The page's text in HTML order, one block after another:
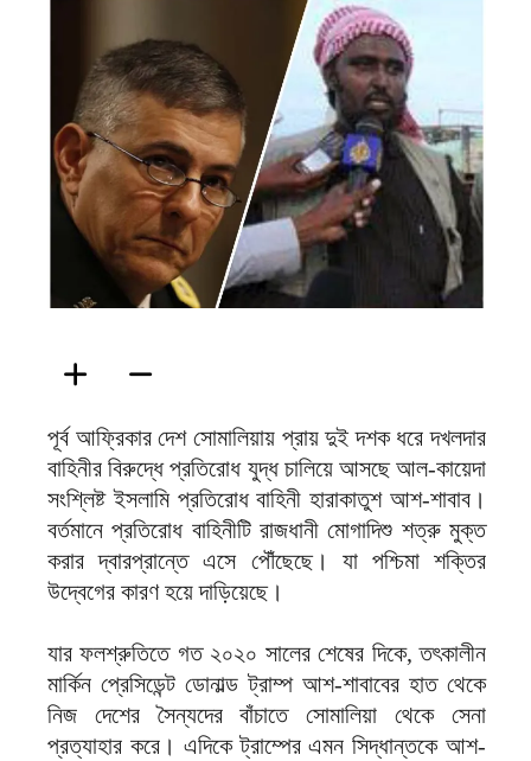
ফিরদাউস
পূর্ব আফ্রিকার দেশ সোমালিয়ায় প্রায় দুই দশক ধরে দখলদার
বাহিনীর বিরুদ্ধে প্রতিরোধ যুদ্ধ চালিয়ে আসছে আল-কায়েদা
সংশ্লিষ্ট ইসলামি প্রতিরোধ বাহিনী হারাকাতুশ আশ-শাবাব।
বর্তমানে প্রতিরোধ বাহিনীটি রাজধানী মোগাদিশু শত্রু মুক্ত
করার দ্বারপ্রান্তে এসে পৌঁছেছে। যা পশ্চিমা শক্তির
উদ্বেগের কারণ হয়ে দাড়িয়েছে।
যার ফলশ্রুতিতে গত ২০২০ সালের শেষের দিকে, তৎকালীন
মার্কিন প্রেসিডেন্ট ডোনাল্ড ট্রাম্প আশ-শাবাবের হাত থেকে
নিজ দেশের সৈন্যদের বাঁচাতে সোমালিয়া থেকে সেনা
প্রত্যাহার করে। এদিকে ট্রাম্পের এমন সিদ্ধান্তকে আশ-